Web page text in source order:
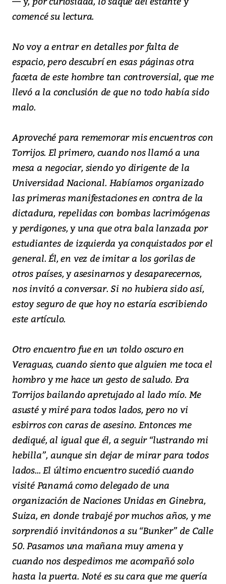
comencé su lectura.
No voy a entrar en detalles por falta de
espacio, pero descubrí en esas páginas otra
faceta de este hombre tan controversial, que me
llevó a la conclusión de que no todo había sido
malo.
Aproveché para rememorar mis encuentros con
Torrijos. El primero, cuando nos llamó a una
mesa a negociar, siendo yo dirigente de la
Universidad Nacional. Habíamos organizado
las primeras manifestaciones en contra de la
dictadura, repelidas con bombas lacrimógenas
y perdigones, y una que otra bala lanzada por
estudiantes de izquierda ya conquistados por el
general. Él, en vez de imitar a los gorilas de
otros países, y asesinarnos y desaparecernos,
nos invitó a conversar. Si no hubiera sido así,
estoy seguro de que hoy no estaría escribiendo
este artículo.
Otro encuentro fue en un toldo oscuro en
Veraguas, cuando siento que alguien me toca el
hombro y me hace un gesto de saludo. Era
Torrijos bailando apretujado al lado mío. Me
asusté y miré para todos lados, pero no vi
esbirros con caras de asesino. Entonces me
dediqué, al igual que él, a seguir “lustrando mi
hebilla”, aunque sin dejar de mirar para todos
lados... El último encuentro sucedió cuando
visité Panamá como delegado de una
organización de Naciones Unidas en Ginebra,
Suiza, en donde trabajé por muchos años, y me
sorprendió invitándonos a su “Bunker” de Calle
50. Pasamos una mañana muy amena y
cuando nos despedimos me acompañó solo
hasta la puerta. Noté es su cara que me quería